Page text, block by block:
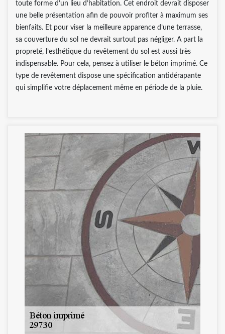
toute forme d’un lieu d’habitation. Cet endroit devrait disposer
une belle présentation afin de pouvoir profiter à maximum ses
bienfaits. Et pour viser la meilleure apparence d’une terrasse,
sa couverture du sol ne devrait surtout pas négliger. A part la
propreté, l’esthétique du revêtement du sol est aussi très
indispensable. Pour cela, pensez à utiliser le béton imprimé. Ce
type de revêtement dispose une spécification antidérapante
qui simplifie votre déplacement même en période de la pluie.